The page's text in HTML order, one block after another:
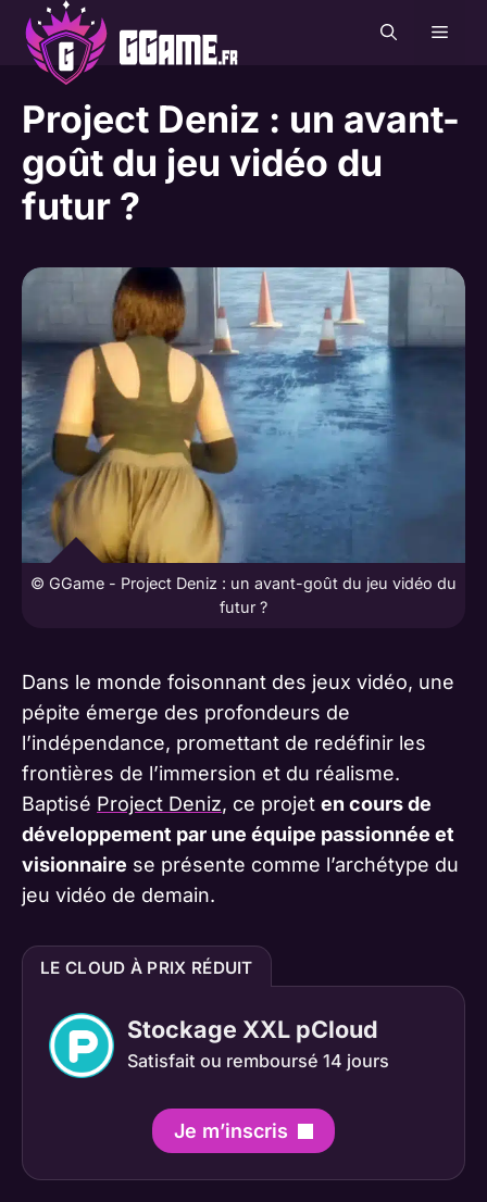
Aller
contenu
Project Deniz : un avant-
goût du jeu vidéo du
futur ?
© GGame - Project Deniz : un avant-goût du jeu vidéo du
futur ?
Dans le monde foisonnant des jeux vidéo, une
pépite émerge des profondeurs de
l’indépendance, promettant de redéfinir les
frontières de l’immersion et du réalisme.
Baptisé Project Deniz, ce projet en cours de
développement par une équipe passionnée et
visionnaire se présente comme l’archétype du
jeu vidéo de demain.
LE CLOUD À PRIX RÉDUIT
Stockage XXL pCloud
Satisfait ou remboursé 14 jours
Je m’inscris